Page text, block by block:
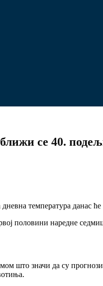
се 40.
температура данас
половини наредне
значи да су